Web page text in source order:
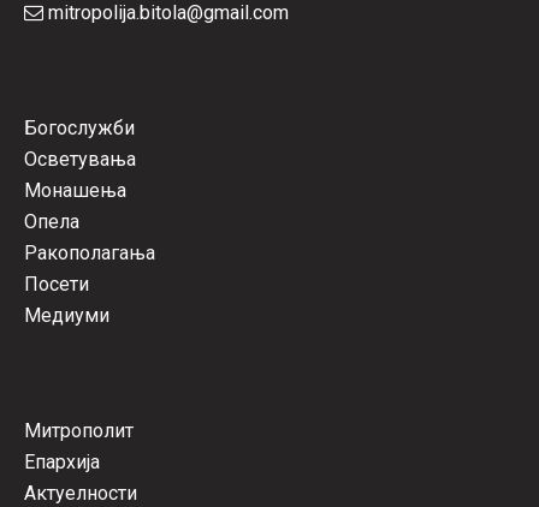
mitropolija.bitola@gmail.com
Богослужби
Осветувања
Монашења
Опела
Ракополагања
Посети
Медиуми
Митрополит
Епархија
Актуелности